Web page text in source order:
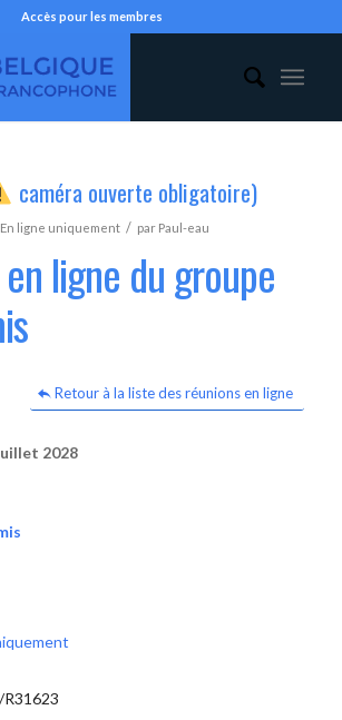
Accès pour les membres
caméra ouverte obligatoire)
En ligne uniquement / par Paul-eau
ligne du groupe
Retour à la liste des réunions en ligne
2028